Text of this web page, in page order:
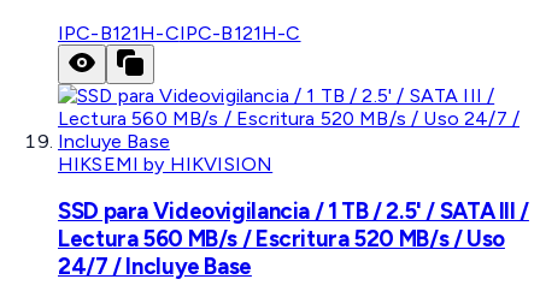
IPC-B121H-CIPC-B121H-C
HIKSEMI by HIKVISION
SSD para Videovigilancia / 1 TB / 2.5' / SATA III /
Lectura 560 MB/s / Escritura 520 MB/s / Uso
24/7 / Incluye Base